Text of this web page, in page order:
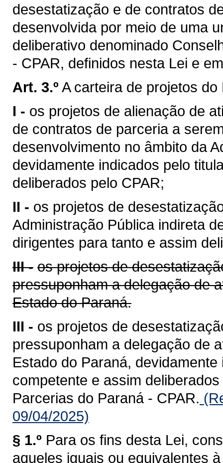
desestatização e de contratos
desenvolvida por meio de uma
deliberativo denominado
- CPAR, definidos nesta Lei e
Art. 3.º A carteira de projetos do
I - os projetos de alienação de
de contratos de parceria a
desenvolvimento no âmbito da
devidamente indicados pelo
deliberados pelo CPAR;
II - os projetos de
Administração Pública indireta
dirigentes para tanto e assim
III - os projetos de
pressuponham a delegação de
Estado do Paraná.
III - os projetos de
pressuponham a delegação de
Estado do Paraná,
competente e assim
Parcerias do Paraná - CPAR.
09/04/2025)
§ 1.º Para os fins desta Lei,
aqueles iguais ou equivalentes